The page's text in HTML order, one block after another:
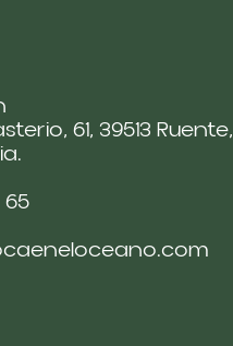
61, 39513 Ruente,
65